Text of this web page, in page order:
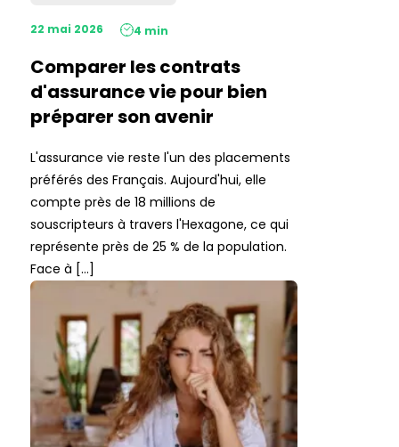
22 mai 2026 4 min
Comparer les contrats
d'assurance vie pour bien
préparer son avenir
L'assurance vie reste l'un des placements
préférés des Français. Aujourd'hui, elle
compte près de 18 millions de
souscripteurs à travers l'Hexagone, ce qui
représente près de 25 % de la population.
Face à […]